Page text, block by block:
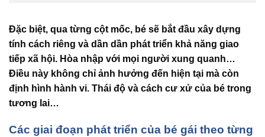
Đặc biệt, qua từng cột mốc, bé sẽ bắt đầu xây dựng
tính cách riêng và dần dần phát triển khả năng giao
tiếp xã hội. Hòa nhập với mọi người xung quanh…
Điều này không chỉ ảnh hưởng đến hiện tại mà còn
định hình hành vi. Thái độ và cách cư xử của bé trong
tương lai…
Các giai đoạn phát triển của bé gái theo từng